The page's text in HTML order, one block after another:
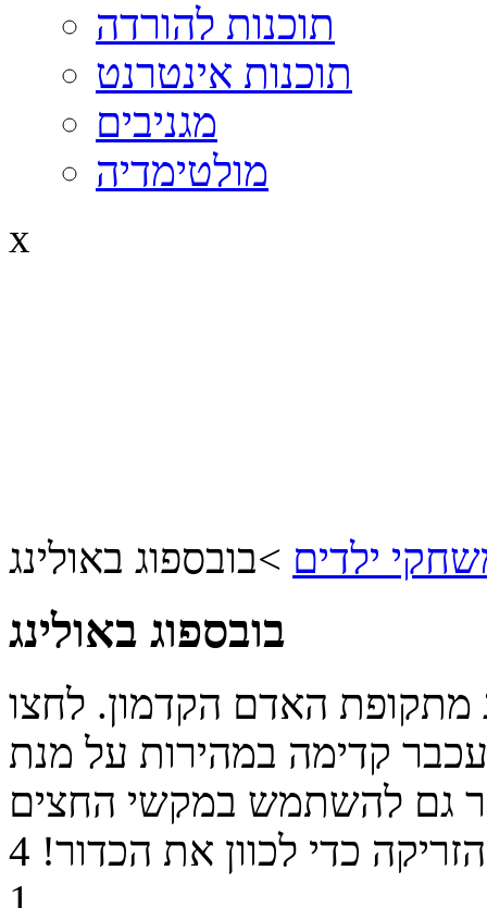
תוכנות להורדה
תוכנות אינטרנט
מגניבים
מולטימדיה
x
ילדים >בובספוג באולינג
בובספוג באולינג
מתקופת האדם הקדמון. לחצו
קדימה במהירות על מנת
גם להשתמש במקשי החצים
כדי לכוון את הכדור! 4